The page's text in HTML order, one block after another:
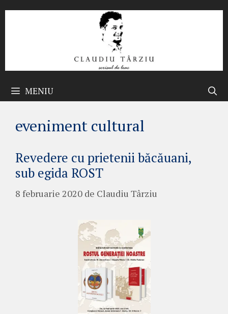
MENIU
eveniment cultural
Revedere cu prietenii băcăuani,
sub egida ROST
8 februarie 2020 de Claudiu Târziu